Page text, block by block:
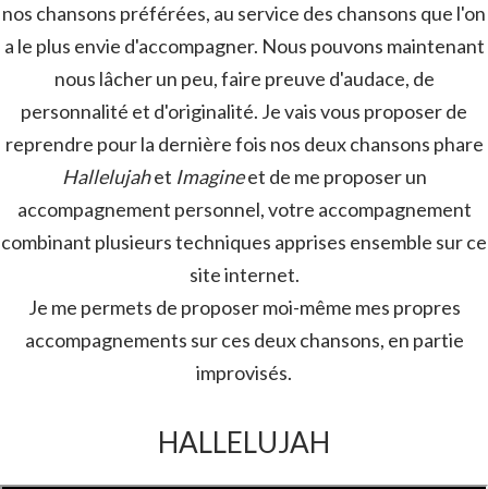
nos chansons préférées, au service des chansons que l'on
a le plus envie d'accompagner. Nous pouvons maintenant
nous lâcher un peu, faire preuve d'audace, de
personnalité et d'originalité. Je vais vous proposer de
reprendre pour la dernière fois nos deux chansons phare
Hallelujahet Imagineet de me proposer un
accompagnement personnel, votre accompagnement
combinant plusieurs techniques apprises ensemble sur ce
site internet.
Je me permets de proposer moi-même mes propres
accompagnements sur ces deux chansons, en partie
improvisés.
HALLELUJAH